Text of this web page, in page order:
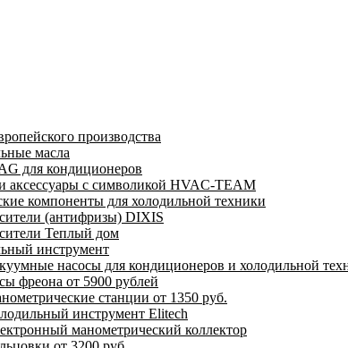
производства
масла
для кондиционеров
аксессуары с символикой HVAC-TEAM
компоненты для холодильной техники
(антифризы) DIXIS
Теплый дом
инструмент
насосы для кондиционеров и холодильной
фреона от 5900 рублей
станции от 1350 руб.
инструмент Elitech
манометрический коллектор